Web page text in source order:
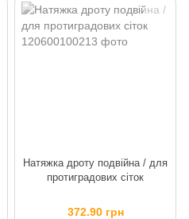
Натяжка дроту подвійна / для
протиградових сіток
372.90 грн